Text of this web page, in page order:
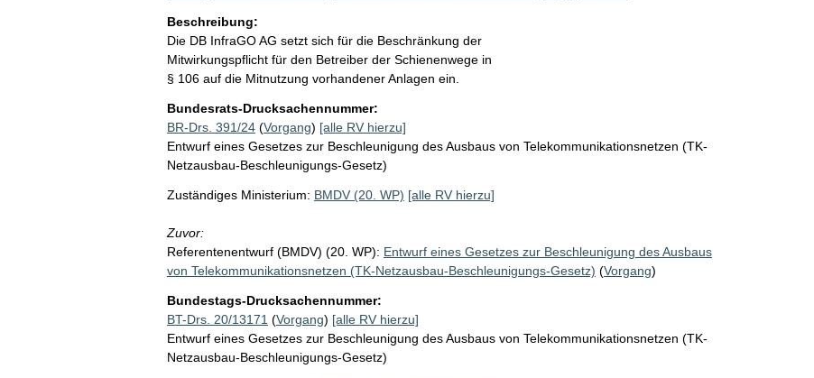
Beschreibung:
Die DB InfraGO AG setzt sich für die Beschränkung der
Mitwirkungspflicht für den Betreiber der Schienenwege in
§ 106 auf die Mitnutzung vorhandener Anlagen ein.
Bundesrats-Drucksachennummer:
BR-Drs. 391/24(Vorgang) [alle RV hierzu]
Entwurf eines Gesetzes zur Beschleunigung des Ausbaus von Telekommunikationsnetzen (TK-
Netzausbau-Beschleunigungs-Gesetz)
Zuständiges Ministerium: BMDV (20. WP) [alle RV hierzu]
Zuvor:
Referentenentwurf (BMDV) (20. WP): Entwurf eines Gesetzes zur Beschleunigung des Ausbaus
von Telekommunikationsnetzen (TK-Netzausbau-Beschleunigungs-Gesetz) (Vorgang)
Bundestags-Drucksachennummer:
BT-Drs. 20/13171 (Vorgang) [alle RV hierzu]
Entwurf eines Gesetzes zur Beschleunigung des Ausbaus von Telekommunikationsnetzen (TK-
Netzausbau-Beschleunigungs-Gesetz)